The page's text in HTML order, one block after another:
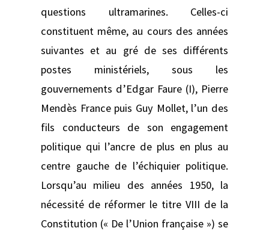
questions ultramarines. Celles-ci
constituent même, au cours des années
suivantes et au gré de ses différents
postes ministériels, sous les
gouvernements d’Edgar Faure (I), Pierre
Mendès France puis Guy Mollet, l’un des
fils conducteurs de son engagement
politique qui l’ancre de plus en plus au
centre gauche de l’échiquier politique.
Lorsqu’au milieu des années 1950, la
nécessité de réformer le titre VIII de la
Constitution (« De l’Union française ») se